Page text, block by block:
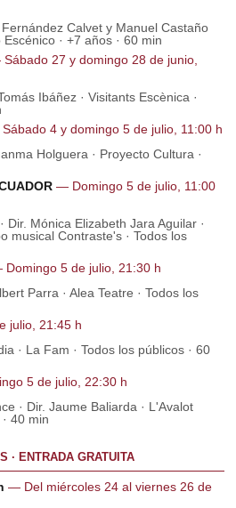
Calvet y Manuel Castaño
· +7 años · 60 min
27 y domingo 28 de junio,
Ibáñez · Visitants Escènica ·
4 y domingo 5 de julio, 11:00 h
Holguera · Proyecto Cultura ·
— Domingo 5 de julio, 11:00
Dir. Mónica Elizabeth Jara Aguilar ·
musical Contraste's · Todos los
5 de julio, 21:30 h
Parra · Alea Teatre · Todos los
julio, 21:45 h
· La Fam · Todos los públicos · 60
5 de julio, 22:30 h
· Dir. Jaume Baliarda · L'Avalot
40 min
· ENTRADA GRATUITA
— Del miércoles 24 al viernes 26 de